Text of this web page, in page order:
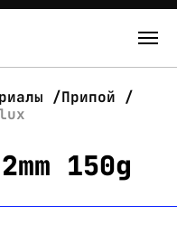
Припой
150g